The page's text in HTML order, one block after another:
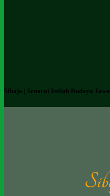
Sibaja | Senarai Istilah Budaya Jawa